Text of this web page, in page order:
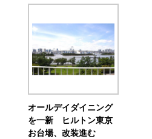
オールデイダイニング
を一新 ヒルトン東京
お台場、改装進む